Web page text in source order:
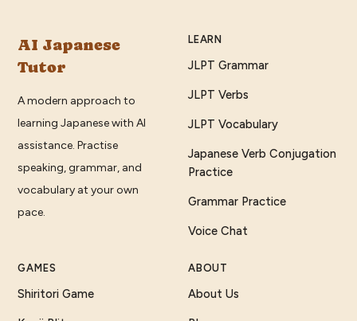
AI Japanese
Tutor
A modern approach to
learning Japanese with AI
assistance. Practise
speaking, grammar, and
vocabulary at your own
pace.
LEARN
JLPT Grammar
JLPT Verbs
JLPT Vocabulary
Japanese Verb Conjugation
Practice
Grammar Practice
Voice Chat
GAMES
Shiritori Game
ABOUT
About Us